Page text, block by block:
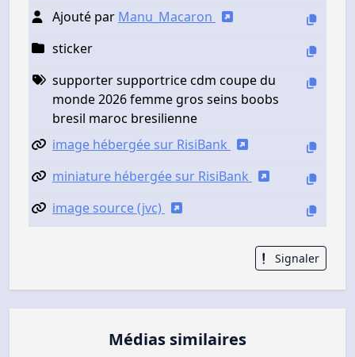
Ajouté par Manu_Macaron
sticker
supporter supportrice cdm coupe du
monde 2026 femme gros seins boobs
bresil maroc bresilienne
image hébergée sur RisiBank
miniature hébergée sur RisiBank
image source (jvc)
Signaler
Médias similaires